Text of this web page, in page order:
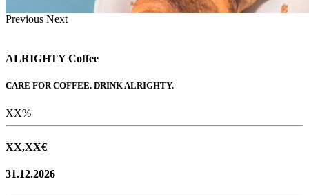
Previous Next
ALRIGHTY Coffee
CARE FOR COFFEE. DRINK ALRIGHTY.
XX%
XX,XX€
31.12.2026